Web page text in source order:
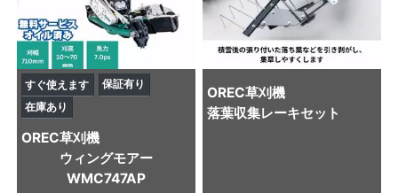
すぐ使えます
保証有り
在庫あり
OREC草刈機
ウィングモアー
WMC747AP
OREC草刈機
落葉収集レーキセット